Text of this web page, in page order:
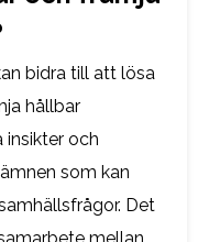
bidra till att lösa
hållbar
och
som kan
Det